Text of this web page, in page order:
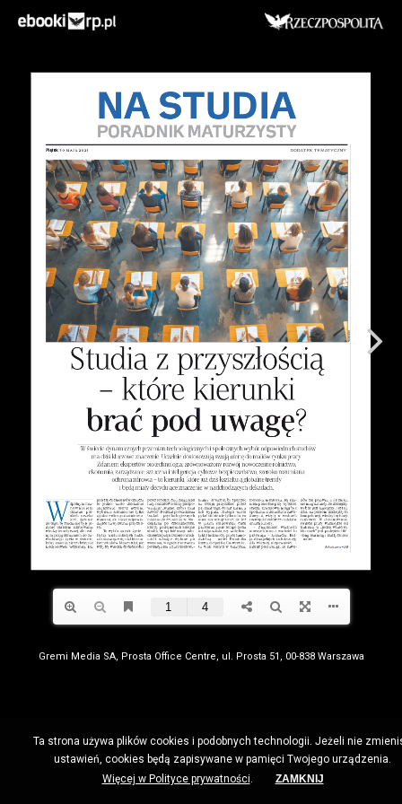
Gremi Media SA, Prosta Office Centre, ul. Prosta 51, 00-838 Warszawa
Ta strona używa plików cookies i podobnych technologii. Jeżeli nie
ustawień, cookies będą zapisywane w pamięci Twojego urządzenia.
Więcej w Polityce prywatności. ZAMKNIJ